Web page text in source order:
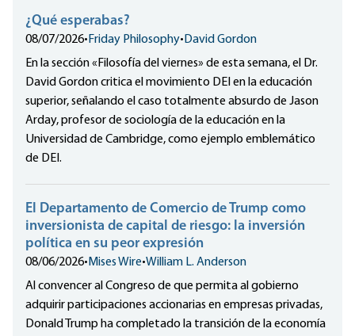
¿Qué esperabas?
08/07/2026• Friday Philosophy• David Gordon
En la sección «Filosofía del viernes» de esta semana, el Dr.
David Gordon critica el movimiento DEI en la educación
superior, señalando el caso totalmente absurdo de Jason
Arday, profesor de sociología de la educación en la
Universidad de Cambridge, como ejemplo emblemático
de DEI.
El Departamento de Comercio de Trump como
inversionista de capital de riesgo: la inversión
política en su peor expresión
08/06/2026• Mises Wire•William L. Anderson
Al convencer al Congreso de que permita al gobierno
adquirir participaciones accionarias en empresas privadas,
Donald Trump ha completado la transición de la economía